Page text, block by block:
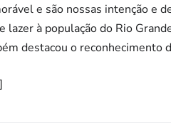
e são nossas intenção e
lazer à população do Rio
destacou o reconhecimento